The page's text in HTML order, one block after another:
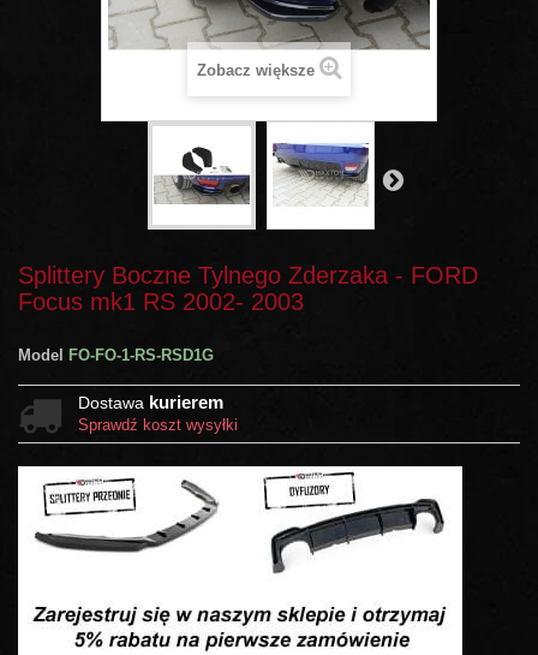
Zobacz większe
Splittery Boczne Tylnego Zderzaka - FORD
Focus mk1 RS 2002- 2003
Model FO-FO-1-RS-RSD1G
Dostawa kurierem
Sprawdź koszt wysyłki